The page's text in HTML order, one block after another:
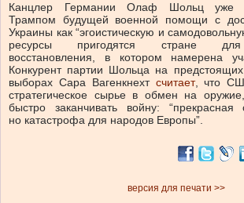
Канцлер Германии Олаф Шольц уже
Трампом будущей военной помощи с
Украины как “эгоистическую и
ресурсы пригодятся стране для
восстановления, в котором намерена
Конкурент партии Шольца на
выборах Сара Вагенкнехт считает, что
стратегическое сырье в обмен на
быстро заканчивать войну:
но катастрофа для народов Европы”.
версия для печати >>